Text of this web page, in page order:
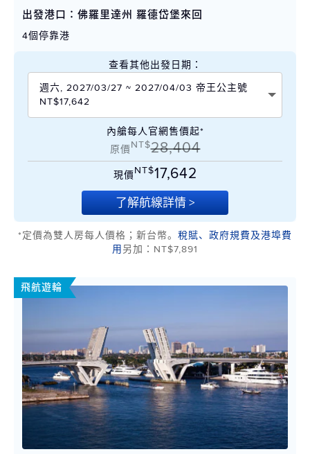
出發港口：佛羅里達州 羅德岱堡來回
4個停靠港
查看其他出發日期：
週六, 2027/03/27 ~ 2027/04/03 帝王公主號
NT$17,642
內艙每人官網售價起*
原價NT$28,404
現價NT$17,642
了解航線詳情 >
*定價為雙人房每人價格；新台幣。 稅賦、政府規費及港埠費
用 另加：NT$7,891
飛航遊輪